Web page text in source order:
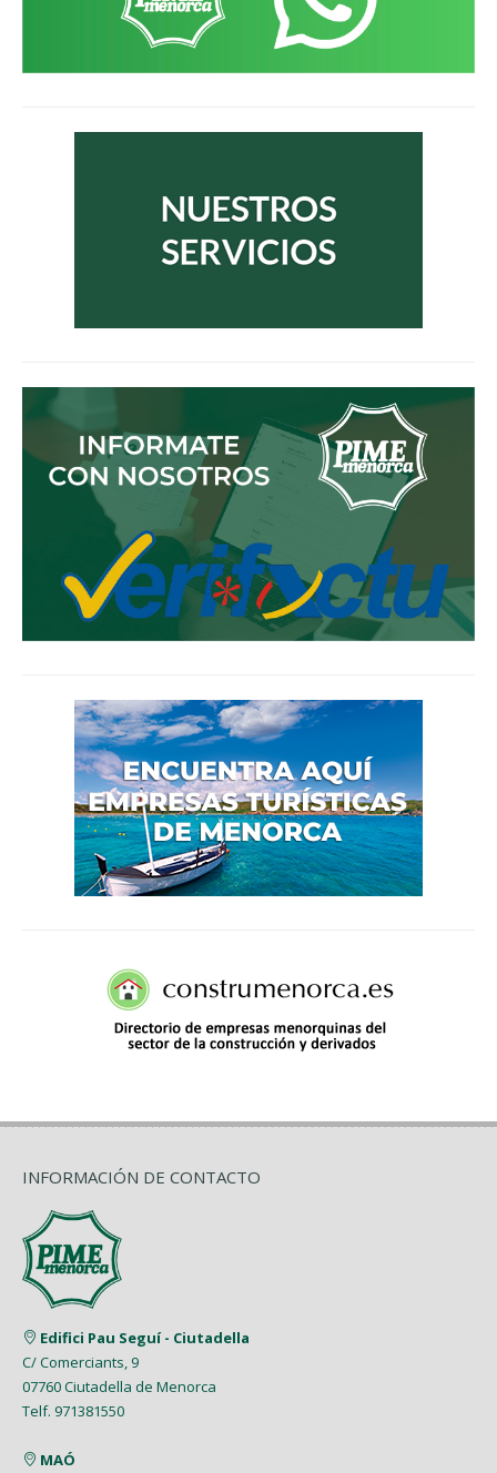
INFORMACIÓN DE CONTACTO
Edifici Pau Seguí - Ciutadella
C/ Comerciants, 9
07760 Ciutadella de Menorca
Telf. 971381550
MAÓ